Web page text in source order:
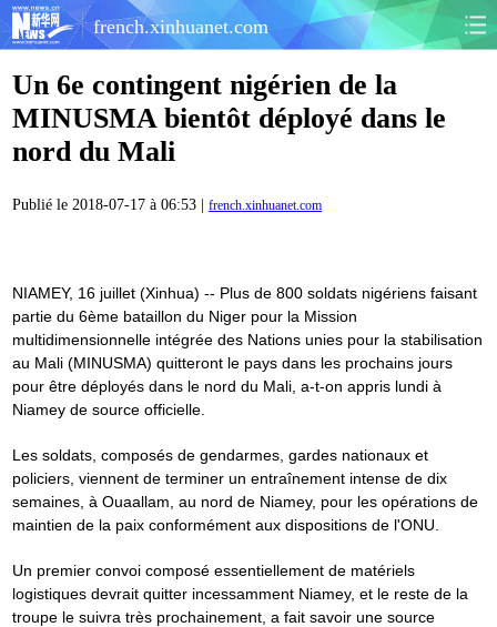
french.xinhuanet.com
Un 6e contingent nigérien de la
MINUSMA bientôt déployé dans le
nord du Mali
Publié le 2018-07-17 à 06:53 |french.xinhuanet.com
NIAMEY, 16 juillet (Xinhua) -- Plus de 800 soldats nigériens faisant
partie du 6ème bataillon du Niger pour la Mission
multidimensionnelle intégrée des Nations unies pour la stabilisation
au Mali (MINUSMA) quitteront le pays dans les prochains jours
pour être déployés dans le nord du Mali, a-t-on appris lundi à
Niamey de source officielle.
Les soldats, composés de gendarmes, gardes nationaux et
policiers, viennent de terminer un entraînement intense de dix
semaines, à Ouaallam, au nord de Niamey, pour les opérations de
maintien de la paix conformément aux dispositions de l'ONU.
Un premier convoi composé essentiellement de matériels
logistiques devrait quitter incessamment Niamey, et le reste de la
troupe le suivra très prochainement, a fait savoir une source